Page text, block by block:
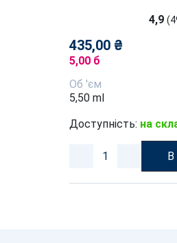
4,9
435,00 ₴
5,00 б
Об 'єм
5,50 ml
Доступність: на
В